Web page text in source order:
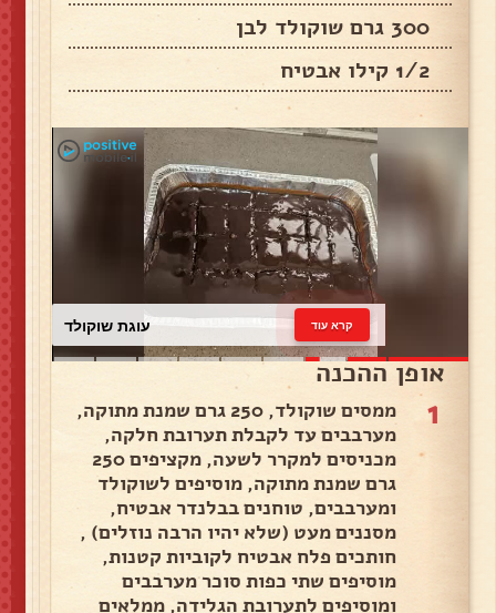
300 גרם שוקולד לבן
1/2 קילו אבטיח
עוגת שוקולד קרא עוד
אופן ההכנה
1
ממסים שוקולד, 250 גרם שמנת מתוקה,
מערבבים עד לקבלת תערובת חלקה,
מכניסים למקרר לשעה, מקציפים 250
גרם שמנת מתוקה, מוסיפים לשוקולד
ומערבבים, טוחנים בבלנדר אבטיח,
מסננים מעט (שלא יהיו הרבה נוזלים) ,
חותכים פלח אבטיח לקוביות קטנות,
מוסיפים שתי כפות סוכר מערבבים
ומוסיפים לתערובת הגלידה, ממלאים